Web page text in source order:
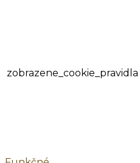
zobrazene_cookie_pravidla